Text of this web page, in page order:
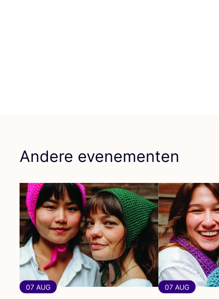
Andere evenementen
07 AUG 07 AUG